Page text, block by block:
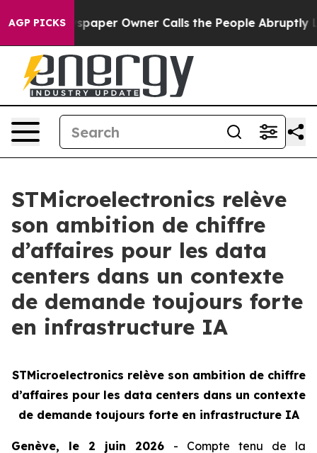
AGP PICKSOwner Calls the People Abruptly Laid off
STMicroelectronics relève
son ambition de chiffre
d’affaires pour les data
centers dans un contexte
de demande toujours forte
en infrastructure IA
STMicroelectronics relève son ambition de chiffre
d’affaires pour les data centers dans un contexte
de demande toujours forte en infrastructure IA
Genève, le 2 juin 2026 - Compte tenu de la